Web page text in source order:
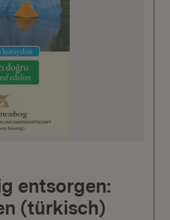
entsorgen:
(türkisch)